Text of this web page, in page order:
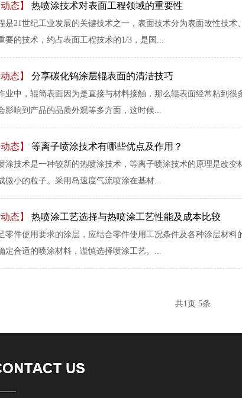
态】 热喷涂技术对表面工程领域的重要性
是21世纪工业发展的关键技术之一，表面技术分为表面改性技
要的技术，约占表面工程技术的1/3，是国...
态】 分享碳化钨涂层辊表面的清洁技巧
业中，辊筒表面因为是直接与材料接触，那么辊表面经常粘到
影响到产品的品质外观等多方面，这时候...
态】 等离子喷涂技术有哪些优点及作用？
涂技术是一种较新的热喷涂技术，等离子喷涂技术的原理是改
微小的粒子。采用岛速度气流喷涂在基材...
态】 热喷涂工艺选择与热喷涂工艺性能及成本比较
零件使用要求的涂层，应结合零件使用工况条件及各种涂层材
定合适的喷涂材料，谨慎选择喷涂工艺。...
共1 页 5条